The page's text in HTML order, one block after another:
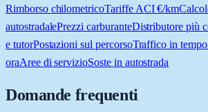
Rimborso chilometricoTariffe ACI €/km
autostradalePrezzi carburanteDistributore più
e tutorPostazioni sul percorsoTraffico in
oraAree di servizioSoste in autostrada
Domande frequenti